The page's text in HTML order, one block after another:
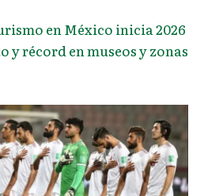
en México inicia 2026
y récord en museos y zonas